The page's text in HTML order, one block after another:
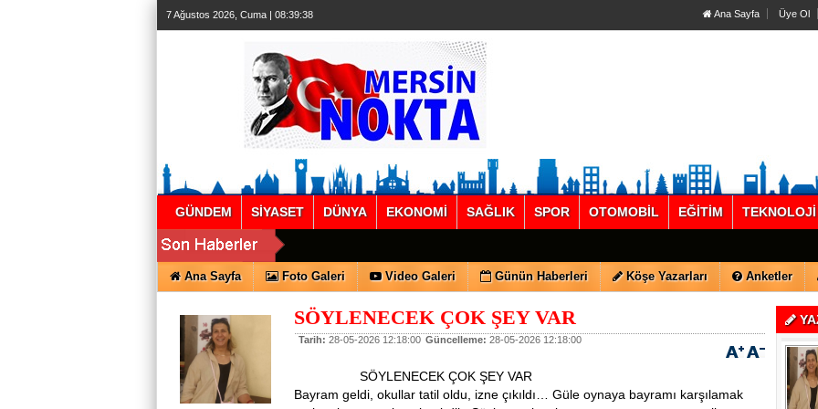
7 Ağustos 2026, Cuma | 08:39:38 Ana Sayfa Üye Ol
GÜNDEM SİYASET DÜNYA EKONOMİ SAĞLIK SPOR OTOMOBİL EĞİTİM TEKNOLOJİ
Ana Sayfa Foto Galeri Video Galeri Günün Haberleri Köşe Yazarları Anketler
SÖYLENECEK ÇOK ŞEY VAR
Tarih: 28-05-2026 12:18:00 Güncelleme: 28-05-2026 12:18:00
SÖYLENECEK ÇOK ŞEY VAR
Bayram geldi, okullar tatil oldu, izne çıkıldı… Güle oynaya bayramı karşılamak